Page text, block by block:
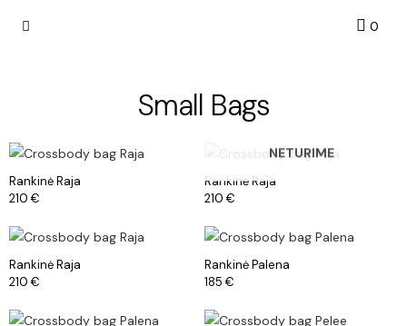
0
Small Bags
Rankinė Raja
210€
NETURIME
Rankinė Raja
210€
Rankinė Raja
210€
Rankinė Palena
185€